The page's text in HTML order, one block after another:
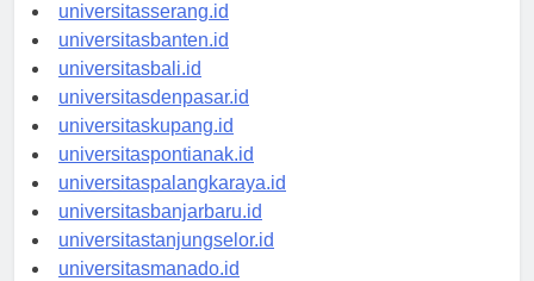
universitasserang.id
universitasbanten.id
universitasbali.id
universitasdenpasar.id
universitaskupang.id
universitaspontianak.id
universitaspalangkaraya.id
universitasbanjarbaru.id
universitastanjungselor.id
universitasmanado.id